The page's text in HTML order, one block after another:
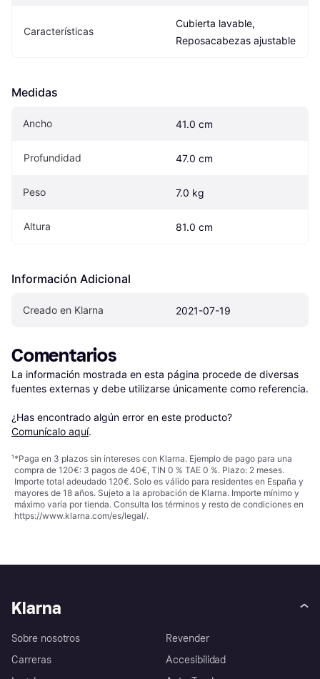
Características
Cubierta lavable,
Reposacabezas ajustable
Medidas
Ancho 41.0 cm
Profundidad 47.0 cm
Peso 7.0 kg
Altura 81.0 cm
Información Adicional
Creado en Klarna 2021-07-19
Comentarios
La información mostrada en esta página procede de diversas
fuentes externas y debe utilizarse únicamente como referencia.
¿Has encontrado algún error en este producto?
Comunícalo aquí.
¹*Paga en 3 plazos sin intereses con Klarna. Ejemplo de pago para una
compra de 120€: 3 pagos de 40€, TIN 0 % TAE 0 %. Plazo: 2 meses.
Importe total adeudado 120€. Solo es válido para residentes en España y
mayores de 18 años. Sujeto a la aprobación de Klarna. Importe mínimo y
máximo varía por tienda. Consulta los términos y resto de condiciones en
https://www.klarna.com/es/legal/.
Klarna
Sobre nosotros
Carreras
Revender
Accesibilidad